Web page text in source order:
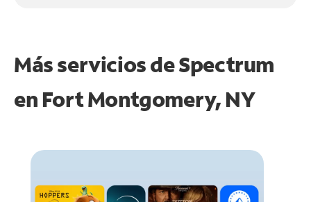
Más servicios de Spectrum
en Fort Montgomery, NY